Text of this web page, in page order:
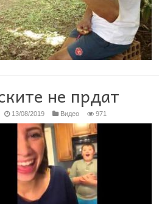
не прдат
13/08/2019 Видео 971